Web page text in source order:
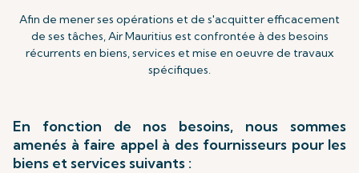
Afin de mener ses opérations et de s'acquitter efficacement
de ses tâches, Air Mauritius est confrontée à des besoins
récurrents en biens, services et mise en oeuvre de travaux
spécifiques.
En fonction de nos besoins, nous sommes
amenés à faire appel à des fournisseurs pour les
biens et services suivants :